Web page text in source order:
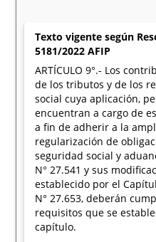
Texto vigente según
5181/2022 AFIP
ARTÍCULO 9°.- Los
de los tributos y de los
social cuya aplicación,
encuentran a cargo de
a fin de adherir a la
regularización de
seguridad social y
N° 27.541 y sus
establecido por el
N° 27.653, deberán
requisitos que se
capítulo.